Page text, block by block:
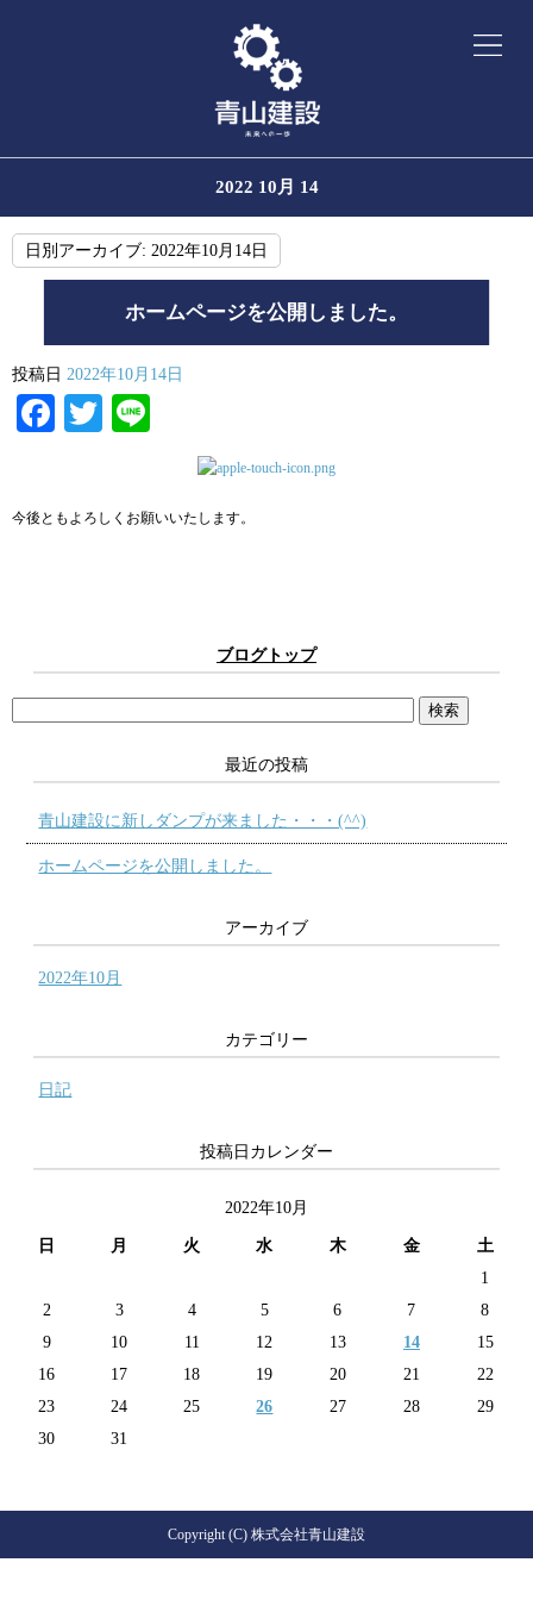
2022 10月 14
日別アーカイブ: 2022年10月14日
ホームページを公開しました。
投稿日 2022年10月14日
Facebook
Twitter
今後ともよろしくお願いいたします。
ブログトップ
最近の投稿
青山建設に新しダンプが来ました・・・(^^)
ホームページを公開しました。
アーカイブ
2022年10月
カテゴリー
日記
投稿日カレンダー
2022年10月
日 月 火 水 木 金
土
1
2
3 4 5 6 7
8
9
10 11 12 13 14
15
16
17 18 19 20 21
22
23
24 25 26 27 28
29
30
31
Copyright (C) 株式会社青山建設